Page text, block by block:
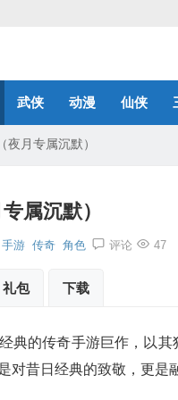
武侠 动漫 仙侠
夜月专属沉默）
属沉默）
手游 传奇 角色 评论 47
礼包 下载
典的传奇手游巨作，以
对昔日经典的致敬，更